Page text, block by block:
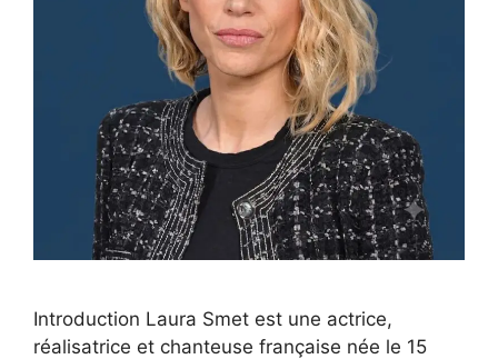
Introduction Laura Smet est une actrice,
réalisatrice et chanteuse française née le 15